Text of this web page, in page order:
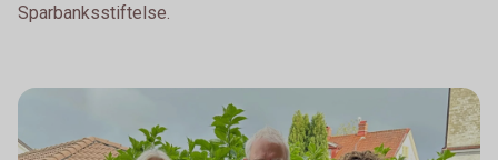
Sparbanksstiftelse.